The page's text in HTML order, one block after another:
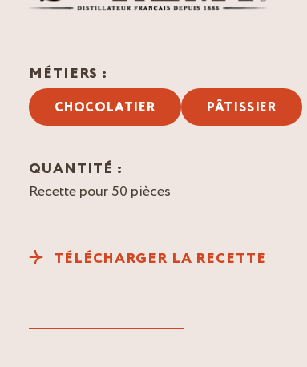
MÉTIERS :
CHOCOLATIER PÂTISSIER
QUANTITÉ :
Recette pour 50 pièces
TÉLÉCHARGER LA RECETTE